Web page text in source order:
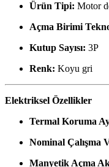
Ürün Tipi: Motor
Açma Birimi
Kutup Sayısı: 3P
Renk: Koyu gri
Elektriksel Özellikler
Termal Koruma
Nominal Çalışma
Manyetik Açma